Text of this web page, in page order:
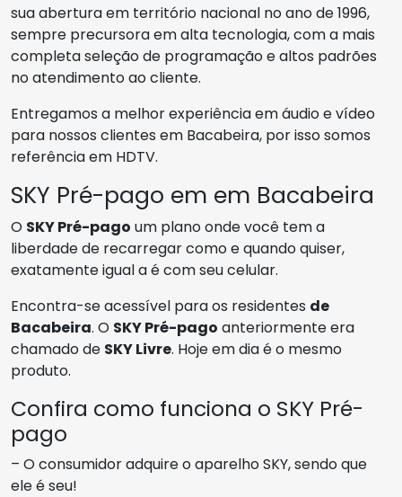
sua abertura em território nacional no ano de 1996,
sempre precursora em alta tecnologia, com a mais
completa seleção de programação e altos padrões
no atendimento ao cliente.
Entregamos a melhor experiência em áudio e vídeo
para nossos clientes em Bacabeira, por isso somos
referência em HDTV.
SKY Pré-pago em em Bacabeira
O SKY Pré-pago um plano onde você tem a
liberdade de recarregar como e quando quiser,
exatamente igual a é com seu celular.
Encontra-se acessível para os residentes de
Bacabeira. O SKY Pré-pago anteriormente era
chamado de SKY Livre. Hoje em dia é o mesmo
produto.
Confira como funciona o SKY Pré-
pago
– O consumidor adquire o aparelho SKY, sendo que
ele é seu!